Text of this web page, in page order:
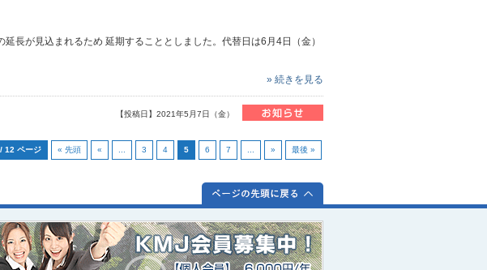
長が見込まれるため 延期することとしました。代替日は6月4日（金）
» 続きを見る
【投稿日】2021年5月7日（金）
12 ページ « 先頭 « 3 4 5 6 7 » 最後 »